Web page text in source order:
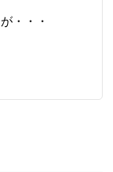
・・・